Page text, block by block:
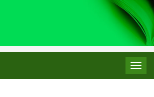
Núm. 31 (2014): "Hispania citerior" bajo
"Hispania citerior" bajo Augusto: